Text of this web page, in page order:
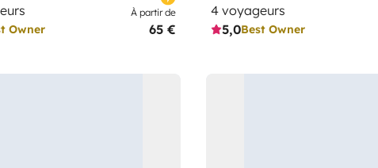
Owner
À partir de
65 €
4 voyageurs
5,0Best Owner